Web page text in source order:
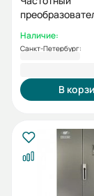
250/280кВт
Наличие:
Санкт-Петербург:
В